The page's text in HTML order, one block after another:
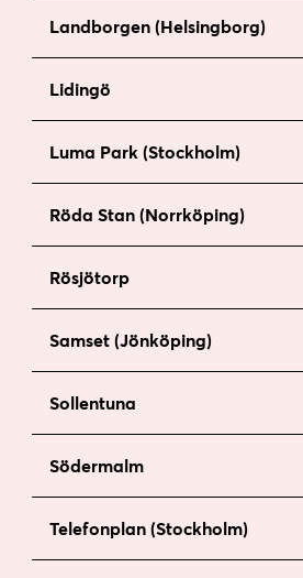
Landborgen (Helsingborg)
Lidingö
Luma Park (Stockholm)
Röda Stan (Norrköping)
Rösjötorp
Samset (Jönköping)
Sollentuna
Södermalm
Telefonplan (Stockholm)